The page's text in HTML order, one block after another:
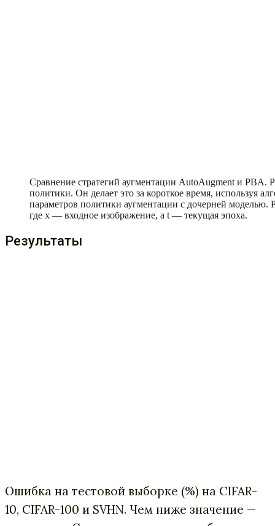
Сравнение стратегий аугментации AutoAugment и PBA.
политики. Он делает это за короткое время, используя
параметров политики аугментации с дочерней
где x — входное изображение, а t — текущая эпоха.
Результаты
Ошибка на тестовой выборке (%) на CIFAR-
10, CIFAR-100 и SVHN. Чем ниже значение —